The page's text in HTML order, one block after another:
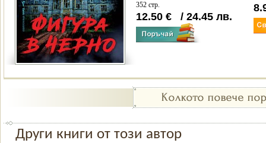
352 стр.
12.50 € / 24.45 лв.
Други книги от този автор